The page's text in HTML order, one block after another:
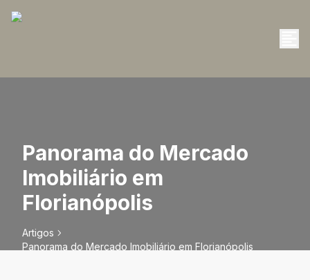
Panorama do Mercado
Imobiliário em
Florianópolis
Artigos
Panorama do Mercado Imobiliário em Florianópolis